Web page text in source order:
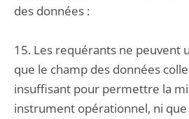
des données :
15. Les requérants ne peuvent
que le champ des données
insuffisant pour permettre la
instrument opérationnel, ni